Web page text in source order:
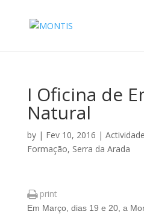
I Oficina de
Natural
by | Fev 10, 2016 |
Formação, Serra da Arada
print
Em Março, dias 19 e 20, a